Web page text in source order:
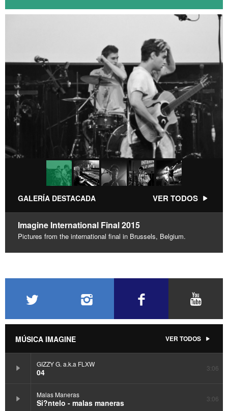
GALERÍA DESTACADA VER TODOS
Imagine International Final 2015
Pictures from the international final in Brussels, Belgium.
MÚSICA IMAGINE VER TODOS
GIZZY G. a.k.a FLXW
04 3:06
Malas Maneras
Si?ntelo - malas maneras 3:06